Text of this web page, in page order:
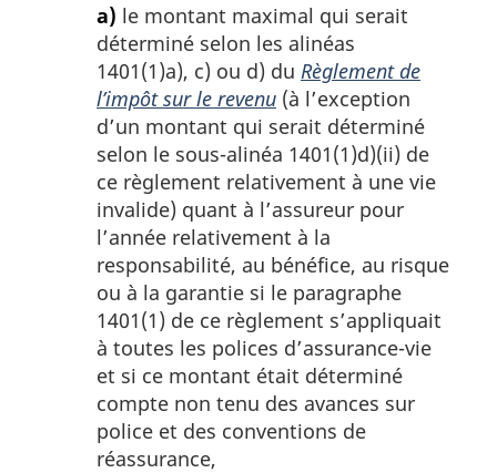
a) le montant maximal qui serait
déterminé selon les alinéas
1401(1)a), c) ou d) du Règlement de
l’impôt sur le revenu (à l’exception
d’un montant qui serait déterminé
selon le sous-alinéa 1401(1)d)(ii) de
ce règlement relativement à une vie
invalide) quant à l’assureur pour
l’année relativement à la
responsabilité, au bénéfice, au risque
ou à la garantie si le paragraphe
1401(1) de ce règlement s’appliquait
à toutes les polices d’assurance-vie
et si ce montant était déterminé
compte non tenu des avances sur
police et des conventions de
réassurance,